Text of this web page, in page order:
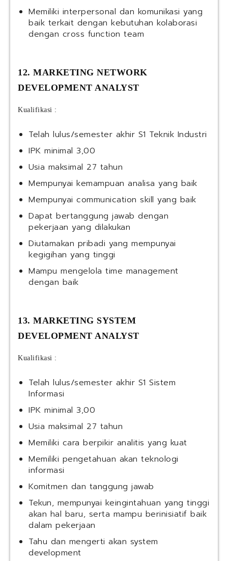
Memiliki interpersonal dan komunikasi yang
baik terkait dengan kebutuhan kolaborasi
dengan cross function team
12. MARKETING NETWORK
DEVELOPMENT ANALYST
Kualifikasi :
Telah lulus/semester akhir S1 Teknik Industri
IPK minimal 3,00
Usia maksimal 27 tahun
Mempunyai kemampuan analisa yang baik
Mempunyai communication skill yang baik
Dapat bertanggung jawab dengan
pekerjaan yang dilakukan
Diutamakan pribadi yang mempunyai
kegigihan yang tinggi
Mampu mengelola time management
dengan baik
13. MARKETING SYSTEM
DEVELOPMENT ANALYST
Kualifikasi :
Telah lulus/semester akhir S1 Sistem
Informasi
IPK minimal 3,00
Usia maksimal 27 tahun
Memiliki cara berpikir analitis yang kuat
Memiliki pengetahuan akan teknologi
informasi
Komitmen dan tanggung jawab
Tekun, mempunyai keingintahuan yang tinggi
akan hal baru, serta mampu berinisiatif baik
dalam pekerjaan
Tahu dan mengerti akan system
development